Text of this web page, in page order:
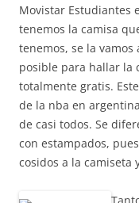
Movistar Estudiantes
tenemos la camisa
tenemos, se la
posible para hallar la
totalmente gratis.
de la nba en
de casi todos. Se
con estampados,
cosidos a la camiseta